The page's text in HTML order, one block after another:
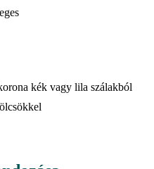
kék vagy lila szálakból